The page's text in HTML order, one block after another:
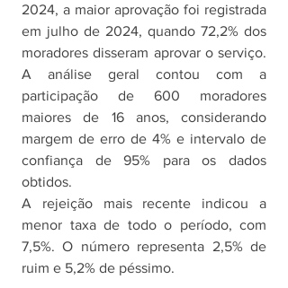
2024, a maior aprovação foi registrada
em julho de 2024, quando 72,2% dos
moradores disseram aprovar o serviço.
A análise geral contou com a
participação de 600 moradores
maiores de 16 anos, considerando
margem de erro de 4% e intervalo de
confiança de 95% para os dados
obtidos.
A rejeição mais recente indicou a
menor taxa de todo o período, com
7,5%. O número representa 2,5% de
ruim e 5,2% de péssimo.